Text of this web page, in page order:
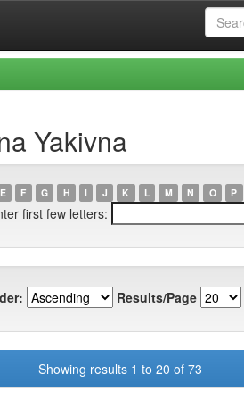
Yakivna
E F G H I J K L M N O P
first few letters:
Results/Page
Showing results 1 to 20 of 73